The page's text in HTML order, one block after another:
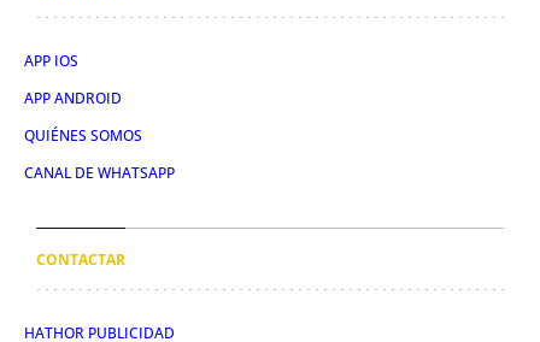
APP IOS
APP ANDROID
QUIÉNES SOMOS
CANAL DE WHATSAPP
CONTACTAR
HATHOR PUBLICIDAD